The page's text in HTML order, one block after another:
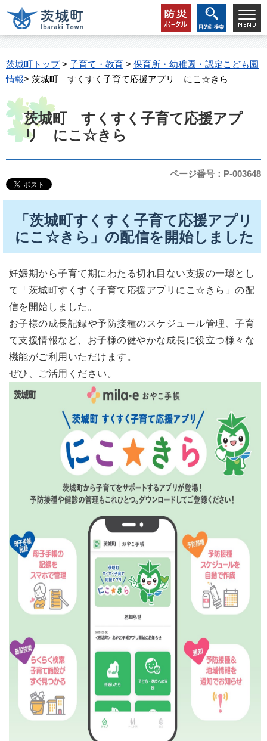
茨城町トップ> 子育て・教育 > 保育所・幼稚園・認定こども園
情報> 茨城町 すくすく子育て応援アプリ にこ☆きら
茨城町 すくすく子育て応援アプ
リ にこ☆きら
ページ番号：P-003648
「茨城町すくすく子育て応援アプリ
にこ☆きら」の配信を開始しました
妊娠期から子育て期にわたる切れ目ない支援の一環とし
て「茨城町すくすく子育て応援アプリにこ☆きら」の配
信を開始しました。
お子様の成長記録や予防接種のスケジュール管理、子育
て支援情報など、お子様の健やかな成長に役立つ様々な
機能がご利用いただけます。
ぜひ、ご活用ください。